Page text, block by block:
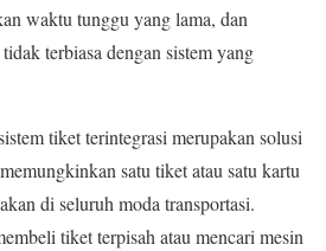
waktu tunggu yang lama, dan
terbiasa dengan sistem yang
tiket terintegrasi merupakan solusi
satu tiket atau satu kartu
di seluruh moda transportasi.
tiket terpisah atau mencari mesin